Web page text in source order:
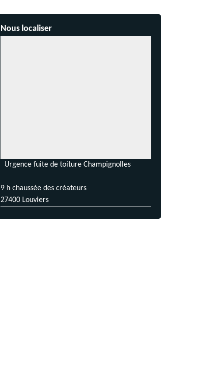
Nous localiser
Urgence fuite de toiture Champignolles
9 h chaussée des créateurs
27400 Louviers